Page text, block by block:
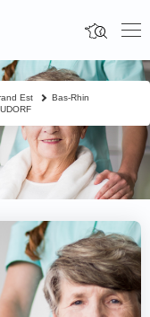
Fermer
Est
Bas-Rhin